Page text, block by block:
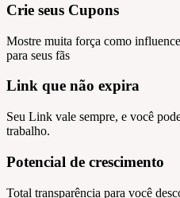
Crie seus Cupons
Mostre muita força como
para seus fãs
Link que não expira
Seu Link vale sempre, e você
trabalho.
Potencial de crescimento
Total transparência para você